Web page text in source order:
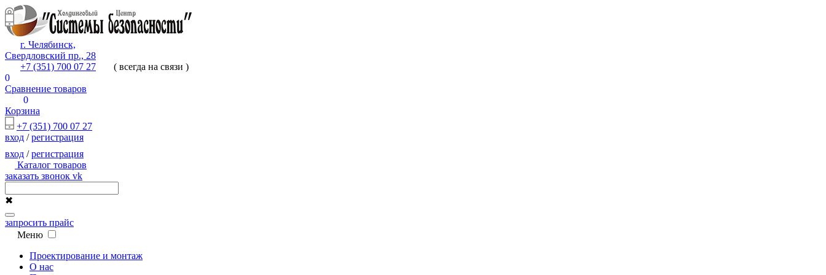
г. Челябинск,
Свердловский пр., 28
+7 (351) 700 07 27
( всегда на связи )
0
Сравнение товаров
0
Корзина
+7 (351) 700 07 27
вход /регистрация
вход /регистрация
Каталог товаров
заказать звонок vk
✖
запросить прайс
Меню
Проектирование и монтаж
О нас